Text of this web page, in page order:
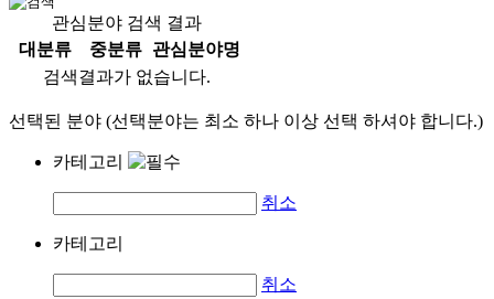
관심분야 검색 결과
대분류
중분류
관심분야명
검색결과가 없습니다.
선택된 분야 (선택분야는 최소 하나 이상 선택 하셔야 합니다.)
카테고리
취소
카테고리
취소